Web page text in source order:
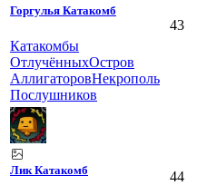
Горгулья Катакомб
Катакомбы
ОтлучённыхОстров
АллигаторовНекрополь
Послушников
43
Лик Катакомб 44